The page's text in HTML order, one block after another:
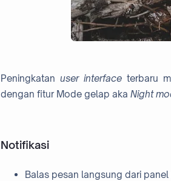
Peningkatan user interfaceterbaru
dengan fitur Mode gelap aka Night
Notifikasi
Balas pesan langsung dari